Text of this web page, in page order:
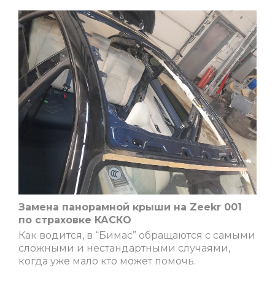
Замена панорамной крыши на Zeekr 001
по страховке КАСКО
Как водится, в “Бимас” обращаются с самыми
сложными и нестандартными случаями,
когда уже мало кто может помочь.